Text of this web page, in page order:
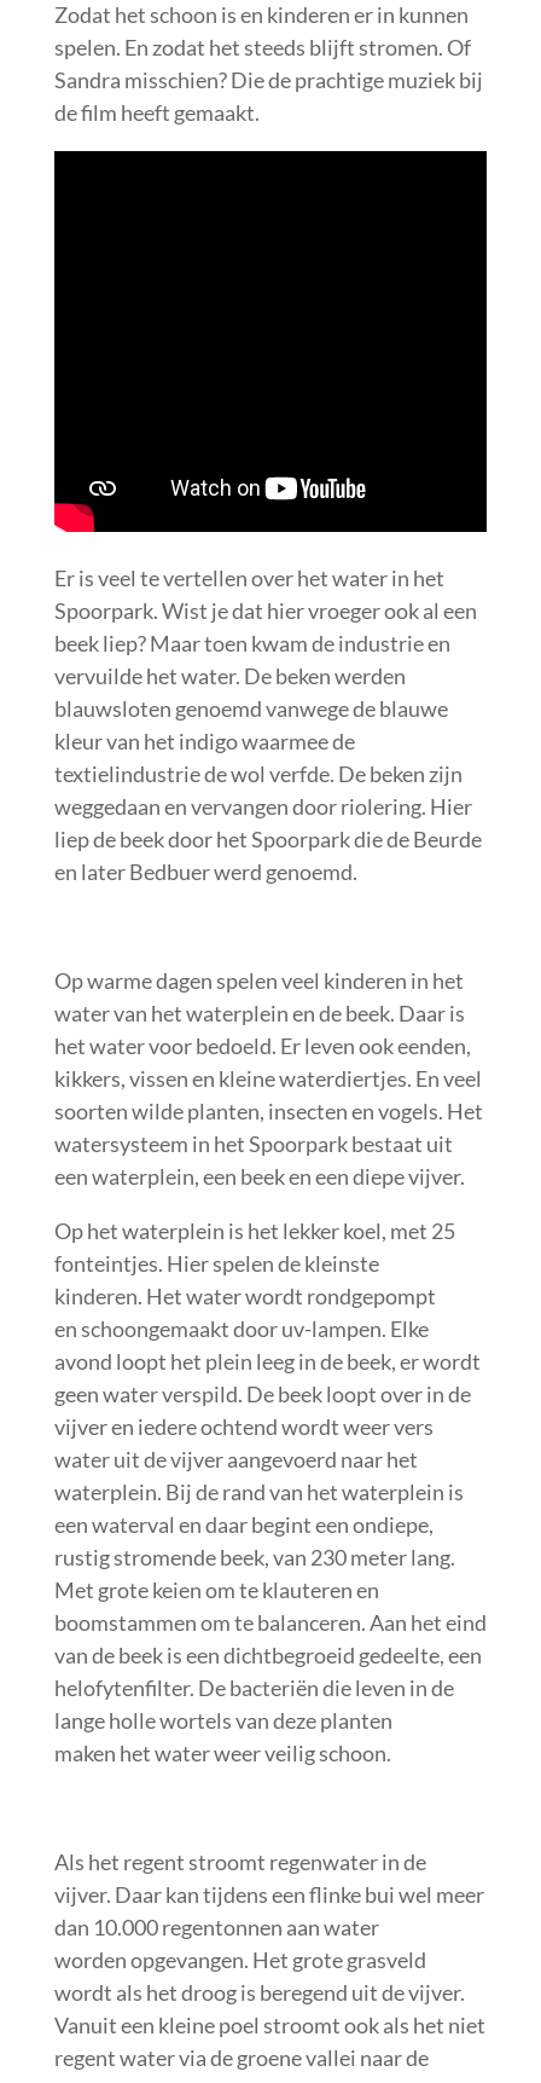
Zodat het schoon is en kinderen er in kunnen
spelen. En zodat het steeds blijft stromen. Of
Sandra misschien? Die de prachtige muziek bij
de film heeft gemaakt.
Er is veel te vertellen over het water in het
Spoorpark. Wist je dat hier vroeger ook al een
beek liep? Maar toen kwam de industrie en
vervuilde het water. De beken werden
blauwsloten genoemd vanwege de blauwe
kleur van het indigo waarmee de
textielindustrie de wol verfde. De beken zijn
weggedaan en vervangen door riolering. Hier
liep de beek door het Spoorpark die de Beurde
en later Bedbuer werd genoemd.
Op warme dagen spelen veel kinderen in het
water van het waterplein en de beek. Daar is
het water voor bedoeld. Er leven ook eenden,
kikkers, vissen en kleine waterdiertjes. En veel
soorten wilde planten, insecten en vogels. Het
watersysteem in het Spoorpark bestaat uit
een waterplein, een beek en een diepe vijver.
Op het waterplein is het lekker koel, met 25
fonteintjes. Hier spelen de kleinste
kinderen. Het water wordt rondgepompt
en schoongemaakt door uv-lampen. Elke
avond loopt het plein leeg in de beek, er wordt
geen water verspild. De beek loopt over in de
vijver en iedere ochtend wordt weer vers
water uit de vijver aangevoerd naar het
waterplein. Bij de rand van het waterplein is
een waterval en daar begint een ondiepe,
rustig stromende beek, van 230 meter lang.
Met grote keien om te klauteren en
boomstammen om te balanceren. Aan het eind
van de beek is een dichtbegroeid gedeelte, een
helofytenfilter. De bacteriën die leven in de
lange holle wortels van deze planten
maken het water weer veilig schoon.
Als het regent stroomt regenwater in de
vijver. Daar kan tijdens een flinke bui wel meer
dan 10.000 regentonnen aan water
worden opgevangen. Het grote grasveld
wordt als het droog is beregend uit de vijver.
Vanuit een kleine poel stroomt ook als het niet
regent water via de groene vallei naar de